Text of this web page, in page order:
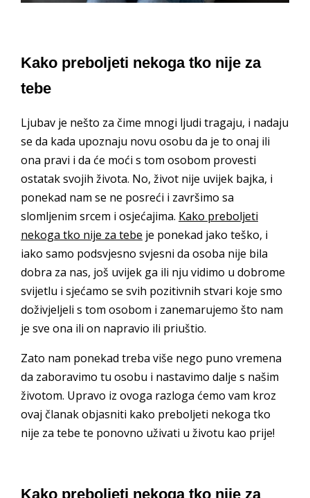
Kako preboljeti nekoga tko nije za
tebe
Ljubav je nešto za čime mnogi ljudi tragaju, i nadaju
se da kada upoznaju novu osobu da je to onaj ili
ona pravi i da će moći s tom osobom provesti
ostatak svojih života. No, život nije uvijek bajka, i
ponekad nam se ne posreći i završimo sa
slomljenim srcem i osjećajima. Kako preboljeti
nekoga tko nije za tebe je ponekad jako teško, i
iako samo podsvjesno svjesni da osoba nije bila
dobra za nas, još uvijek ga ili nju vidimo u dobrome
svijetlu i sjećamo se svih pozitivnih stvari koje smo
doživjeljeli s tom osobom i zanemarujemo što nam
je sve ona ili on napravio ili priuštio.
Zato nam ponekad treba više nego puno vremena
da zaboravimo tu osobu i nastavimo dalje s našim
životom. Upravo iz ovoga razloga ćemo vam kroz
ovaj članak objasniti kako preboljeti nekoga tko
nije za tebe te ponovno uživati u životu kao prije!
Kako preboljeti nekoga tko nije za